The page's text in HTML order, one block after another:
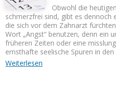
Obwohl die
schmerzfrei sind, gibt es dennoch
die sich vor dem Zahnarzt
Wort „Angst“ benutzen, denn ein
früheren Zeiten oder eine
ernsthafte seelische Spuren in
Weiterlesen